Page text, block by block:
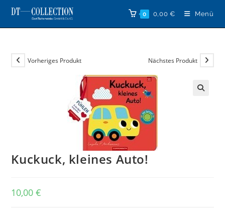
Zum
Inhalt
springen
0 0,00 € Menü
Vorheriges Produkt Nächstes Produkt
Kuckuck, kleines Auto!
10,00€